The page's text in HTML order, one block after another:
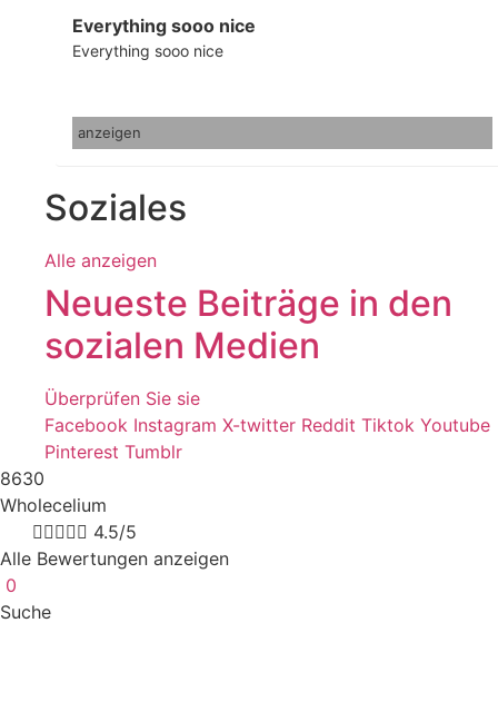
Everything sooo nice
Everything sooo nice
anzeigen
Soziales
Alle anzeigen
Neueste Beiträge in den
sozialen Medien
Überprüfen Sie sie
Facebook Instagram X-twitter Reddit Tiktok Youtube
Pinterest Tumblr
8630
Wholecelium
 4.5/5
Alle Bewertungen anzeigen
0
Suche